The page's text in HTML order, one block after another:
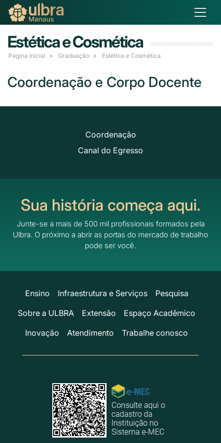
Estética e Cosmética
Página Inicial Graduação Estética e Cosmética
Coordenação e Corpo Docente
Coordenação
Canal do Egresso
Sua história começa aqui.
Junte-se a mais de 500 mil profissionais formados pela
Ulbra. O próximo a abrir as portas do mercado de trabalho
pode ser você.
Ensino Infraestrutura e Serviços
Pesquisa
Sobre a ULBRA
Extensão
Espaço Acadêmico
Inovação
Atendimento Trabalhe conosco